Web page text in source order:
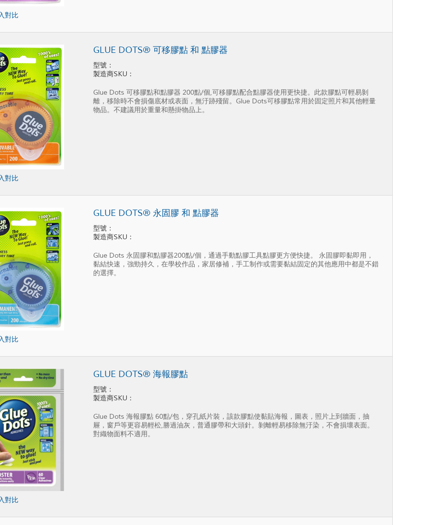
對比
對比
GLUE DOTS® 可移膠點 和 點膠器
型號：
製造商SKU：
Glue Dots 可移膠點和點膠器 200點/個,可移膠點配合點膠器使用更快捷。此款膠點可輕易剝
離，移除時不會損傷底材或表面，無汙跡殘留。Glue Dots可移膠點常用於固定照片和其他輕量
物品。不建議用於重量和懸掛物品上。
對比
GLUE DOTS® 永固膠 和 點膠器
型號：
製造商SKU：
Glue Dots 永固膠和點膠器200點/個，通過手動點膠工具點膠更方便快捷。 永固膠即黏即用，
黏結快速，強勁持久，在學校作品，家居修補，手工制作或需要黏結固定的其他應用中都是不錯
的選擇。
對比
GLUE DOTS® 海報膠點
型號：
製造商SKU：
Glue Dots 海報膠點 60點/包，穿孔紙片裝，該款膠點使黏貼海報，圖表，照片上到牆面，抽
屜，窗戶等更容易輕松,勝過油灰，普通膠帶和大頭針。剝離輕易移除無汙染，不會損壞表面。
對織物面料不適用。